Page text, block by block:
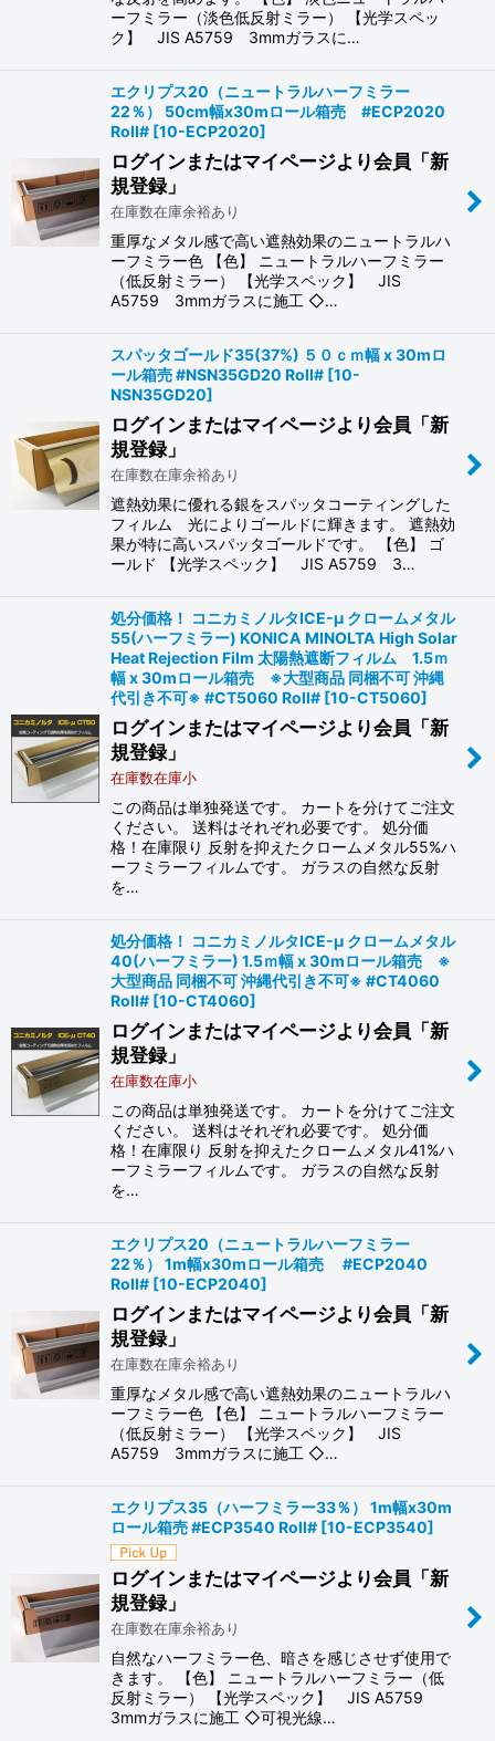
ーフミラー（淡色低反射ミラー） 【光学スペッ
ク】 JIS A5759 3mmガラスに…
エクリプス20（ニュートラルハーフミラー
22％） 50cm幅x30mロール箱売 #ECP2020
Roll# [10-ECP2020]
ログインまたはマイページより会員「新
規登録」
在庫数在庫余裕あり
重厚なメタル感で高い遮熱効果のニュートラルハ
ーフミラー色 【色】 ニュートラルハーフミラー
（低反射ミラー） 【光学スペック】 JIS
A5759 3mmガラスに施工 ◇…
スパッタゴールド35(37%) ５０ｃｍ幅 x 30mロ
ール箱売 #NSN35GD20 Roll# [10-
NSN35GD20]
ログインまたはマイページより会員「新
規登録」
在庫数在庫余裕あり
遮熱効果に優れる銀をスパッタコーティングした
フィルム 光によりゴールドに輝きます。 遮熱効
果が特に高いスパッタゴールドです。 【色】 ゴ
ールド 【光学スペック】 JIS A5759 3…
処分価格！ コニカミノルタICE-μ クロームメタル
55(ハーフミラー) KONICA MINOLTA High Solar
Heat Rejection Film 太陽熱遮断フィルム 1.5ｍ
幅 x 30mロール箱売 ※大型商品 同梱不可 沖縄
代引き不可※ #CT5060 Roll# [10-CT5060]
ログインまたはマイページより会員「新
規登録」
在庫数在庫小
この商品は単独発送です。 カートを分けてご注文
ください。 送料はそれぞれ必要です。 処分価
格！在庫限り 反射を抑えたクロームメタル55%ハ
ーフミラーフィルムです。 ガラスの自然な反射
を…
処分価格！ コニカミノルタICE-μ クロームメタル
40(ハーフミラー) 1.5ｍ幅 x 30mロール箱売 ※
大型商品 同梱不可 沖縄代引き不可※ #CT4060
Roll# [10-CT4060]
ログインまたはマイページより会員「新
規登録」
在庫数在庫小
この商品は単独発送です。 カートを分けてご注文
ください。 送料はそれぞれ必要です。 処分価
格！在庫限り 反射を抑えたクロームメタル41%ハ
ーフミラーフィルムです。 ガラスの自然な反射
を…
エクリプス20（ニュートラルハーフミラー
22％） 1m幅x30mロール箱売 #ECP2040
Roll# [10-ECP2040]
ログインまたはマイページより会員「新
規登録」
在庫数在庫余裕あり
重厚なメタル感で高い遮熱効果のニュートラルハ
ーフミラー色 【色】 ニュートラルハーフミラー
（低反射ミラー） 【光学スペック】 JIS
A5759 3mmガラスに施工 ◇…
エクリプス35（ハーフミラー33％） 1m幅x30m
ロール箱売 #ECP3540 Roll# [10-ECP3540]
ログインまたはマイページより会員「新
規登録」
在庫数在庫余裕あり
自然なハーフミラー色、暗さを感じさせず使用で
きます。 【色】 ニュートラルハーフミラー（低
反射ミラー） 【光学スペック】 JIS A5759
3mmガラスに施工 ◇可視光線…